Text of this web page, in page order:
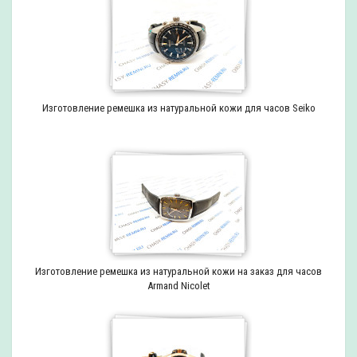
Изготовление ремешка из натуральной кожи для часов Seiko
Изготовление ремешка из натуральной кожи на заказ для часов
Armand Nicolet